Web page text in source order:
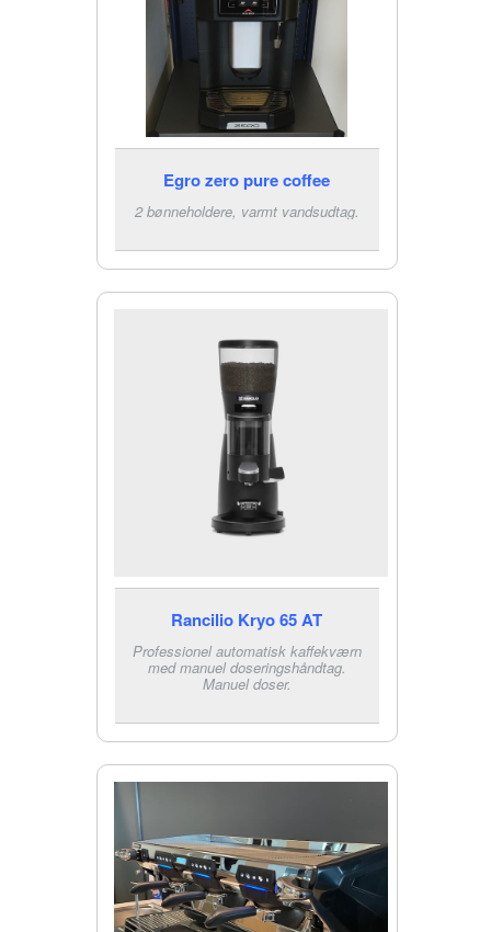
Egro zero pure coffee
2 bønneholdere, varmt vandsudtag.
Rancilio Kryo 65 AT
Professionel automatisk kaffekværn
med manuel doseringshåndtag.
Manuel doser.